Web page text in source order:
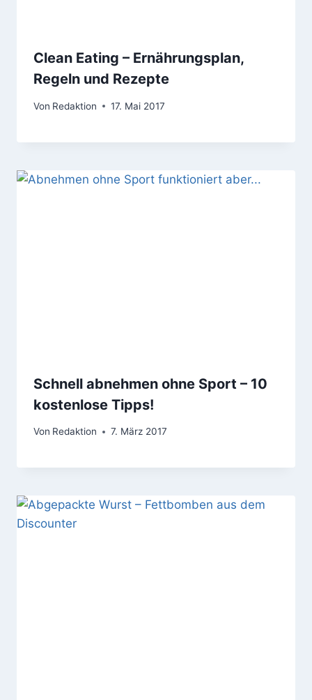
Clean Eating – Ernährungsplan,
Regeln und Rezepte
Von Redaktion 17. Mai 2017
Schnell abnehmen ohne Sport – 10
kostenlose Tipps!
Von Redaktion 7. März 2017